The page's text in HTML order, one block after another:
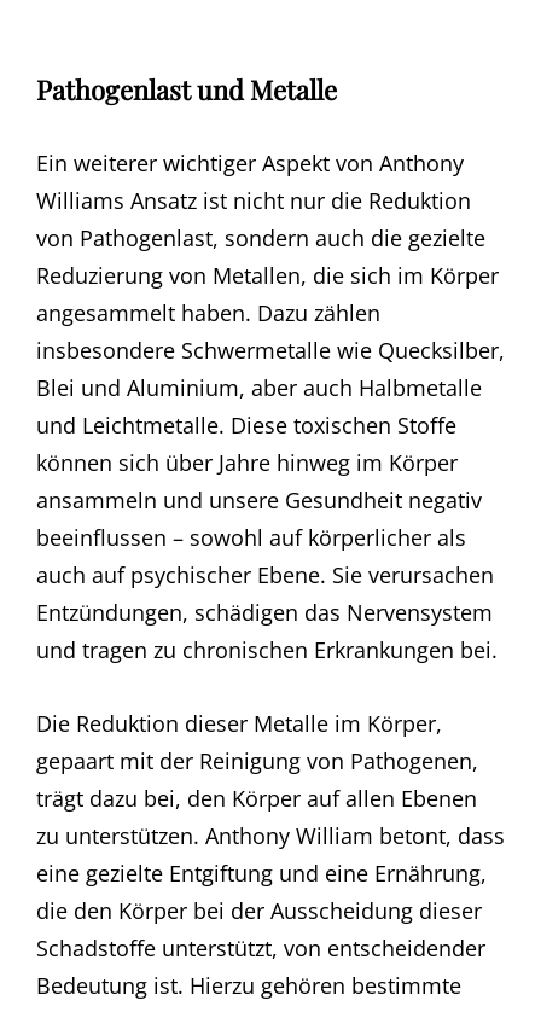
Pathogenlast und Metalle
Ein weiterer wichtiger Aspekt von Anthony
Williams Ansatz ist nicht nur die Reduktion
von Pathogenlast, sondern auch die gezielte
Reduzierung von Metallen, die sich im Körper
angesammelt haben. Dazu zählen
insbesondere Schwermetalle wie Quecksilber,
Blei und Aluminium, aber auch Halbmetalle
und Leichtmetalle. Diese toxischen Stoffe
können sich über Jahre hinweg im Körper
ansammeln und unsere Gesundheit negativ
beeinflussen – sowohl auf körperlicher als
auch auf psychischer Ebene. Sie verursachen
Entzündungen, schädigen das Nervensystem
und tragen zu chronischen Erkrankungen bei.
Die Reduktion dieser Metalle im Körper,
gepaart mit der Reinigung von Pathogenen,
trägt dazu bei, den Körper auf allen Ebenen
zu unterstützen. Anthony William betont, dass
eine gezielte Entgiftung und eine Ernährung,
die den Körper bei der Ausscheidung dieser
Schadstoffe unterstützt, von entscheidender
Bedeutung ist. Hierzu gehören bestimmte